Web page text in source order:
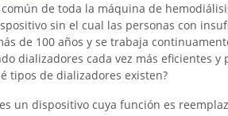
de toda la máquina de
sin el cual las personas con
de 100 años y se trabaja
dializadores cada vez más eficientes y
tipos de dializadores existen?
un dispositivo cuya función es